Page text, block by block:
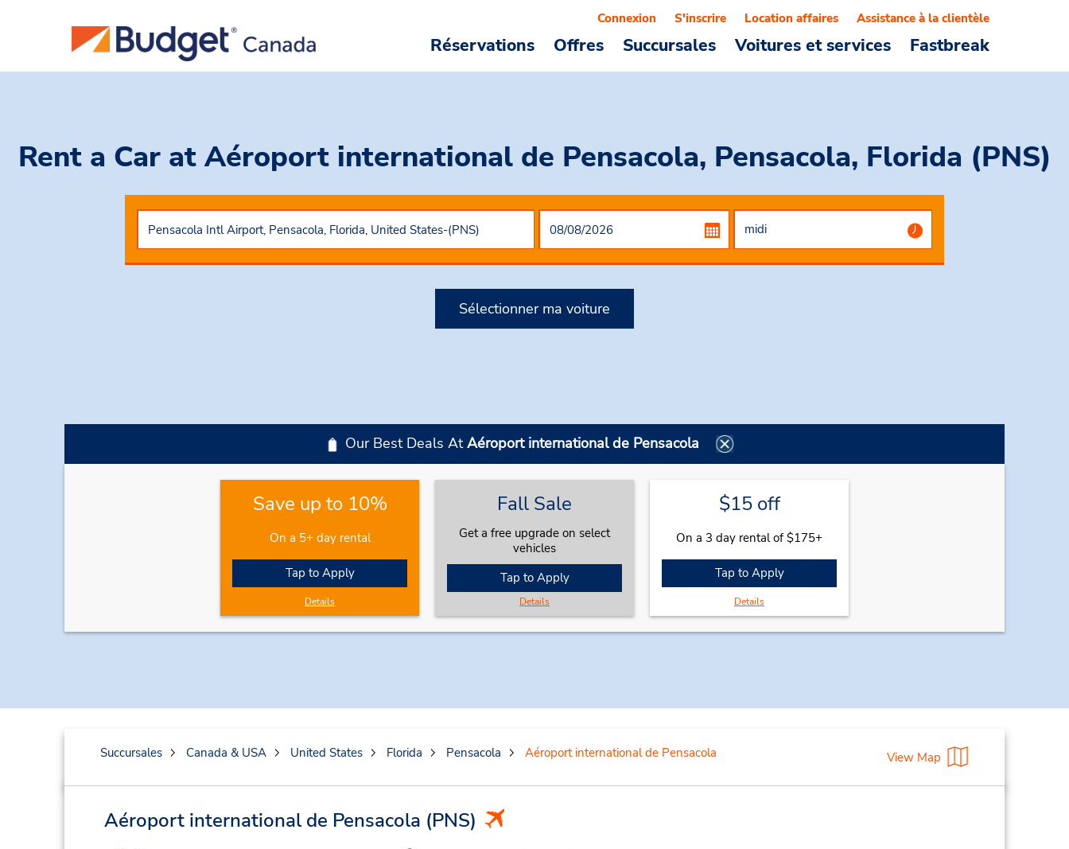
Réservations Offres Succursales Voitures et services Fastbreak
Connexion S'inscrire Location affaires Assistance à la clientèle
Rent a Car at Aéroport international de Pensacola, Pensacola, Florida (PNS)
Sélectionner ma voiture
Our Best Deals AtAéroport international de Pensacola
Save up to 10%
On a 5+ day rental
Tap to Apply
Details
Fall Sale
Get a free upgrade on select
vehicles
Tap to Apply
Details
$15 off
On a 3 day rental of $175+
Tap to Apply
Details
Succursales Canada & USA United States Florida Pensacola Aéroport international de Pensacola View Map
Aéroport international de Pensacola (PNS)